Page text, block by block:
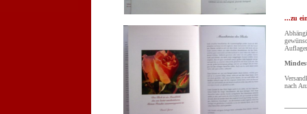
...zu
A
nach